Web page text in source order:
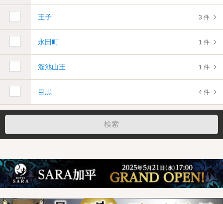
王子 3 件
永田町 1 件
溜池山王 1 件
目黒 4 件